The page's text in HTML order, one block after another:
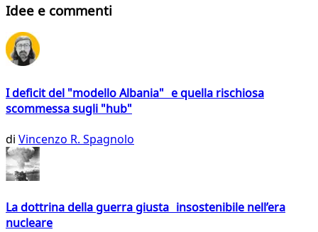
Idee e commenti
I deficit del "modello Albania" e quella rischiosa
scommessa sugli "hub"
di Vincenzo R. Spagnolo
La dottrina della guerra giusta insostenibile nell’era
nucleare